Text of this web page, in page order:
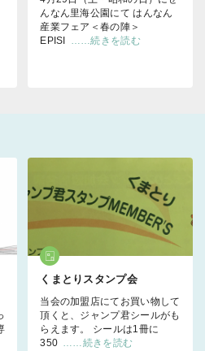
んなん里海公園にて はんなん
産業フェア＜春の陣＞
EPISI
……続きを読む
くまとりスタンプ会
当会の加盟店にてお買い物して
頂くと、ジャンプ君シールがも
らえます。 シールは1冊に
350 ……続きを読む